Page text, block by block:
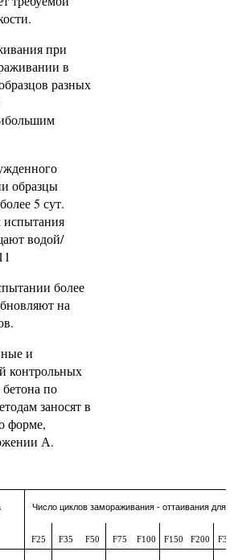
при
в
разных
образцы
5 сут.
водой/
более
на
и
контрольных
по
заносят в
форме,
А.
Число циклов замораживания - оттаивания для
F25 F35 F50 F75 F100 F150 F200